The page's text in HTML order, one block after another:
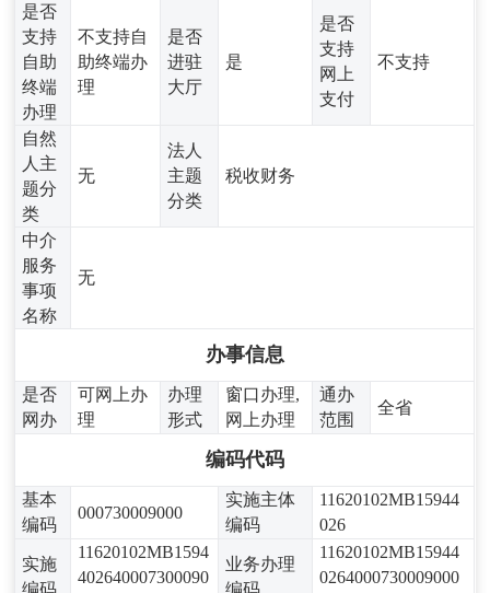
是否
支持
自助
终端
办理
不支持自
助终端办
理
是否
进驻
大厅
是
是否
支持
网上
支付
不支持
自然
人主
题分
类
无
法人
主题
分类
税收财务
中介
服务
事项
名称
无
办事信息
是否
网办
可网上办
理
办理
形式
窗口办理,
网上办理
通办
范围
全省
编码代码
基本
编码
000730009000
实施主体
编码
11620102MB15944
026
实施
编码
11620102MB1594
402640007300090
业务办理
编码
11620102MB15944
0264000730009000